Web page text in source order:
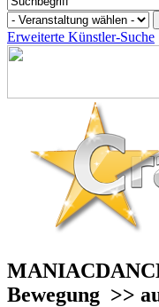
Erweiterte Künstler-Suche
Bewegung >>